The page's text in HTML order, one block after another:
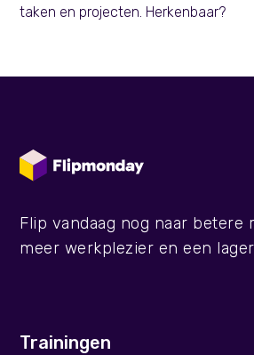
taken en projecten. Herkenbaar?
Flip vandaag nog naar betere
meer werkplezier en een
Trainingen